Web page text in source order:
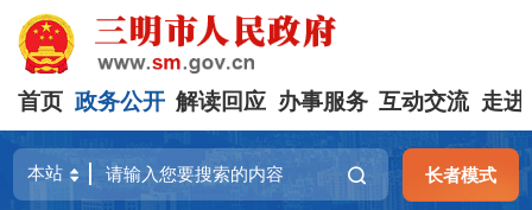
首页 政务公开 解读回应 办事服务 互动交流 走进
长者模式